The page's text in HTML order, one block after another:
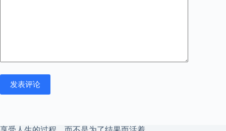
发表评论